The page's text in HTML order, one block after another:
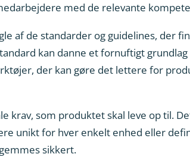
med de relevante
af de standarder og guidelines, der
kan danne et fornuftigt
der kan gøre det lettere for
krav, som produktet skal leve op til.
unikt for hver enkelt enhed eller
sikkert.